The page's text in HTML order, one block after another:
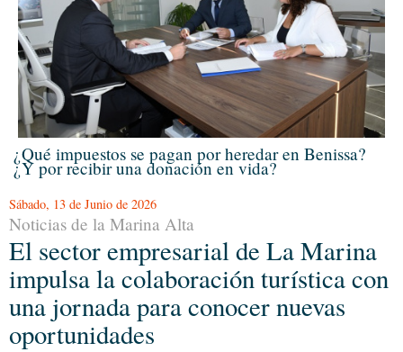
¿Qué impuestos se pagan por heredar en Benissa?
¿Y por recibir una donación en vida?
Sábado, 13 de Junio de 2026
Noticias de la Marina Alta
El sector empresarial de La Marina
impulsa la colaboración turística con
una jornada para conocer nuevas
oportunidades